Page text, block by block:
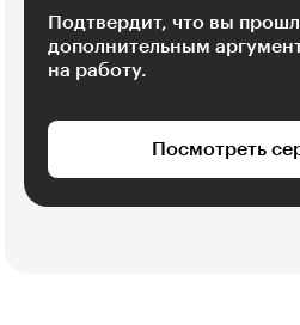
Подтвердит, что вы
дополнительным
на работу.
Посмотреть